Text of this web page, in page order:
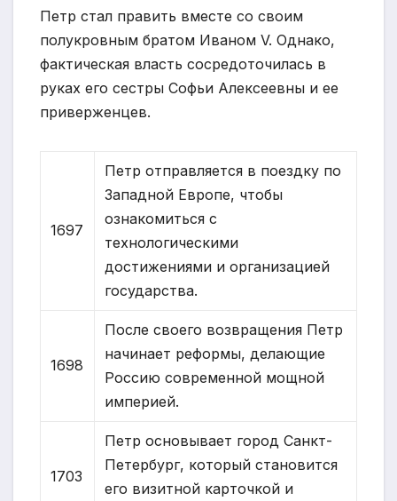
Петр стал править вместе со своим
полукровным братом Иваном V. Однако,
фактическая власть сосредоточилась в
руках его сестры Софьи Алексеевны и ее
приверженцев.
1697
Петр отправляется в поездку по
Западной Европе, чтобы
ознакомиться с
технологическими
достижениями и организацией
государства.
1698
После своего возвращения Петр
начинает реформы, делающие
Россию современной мощной
империей.
1703
Петр основывает город Санкт-
Петербург, который становится
его визитной карточкой и